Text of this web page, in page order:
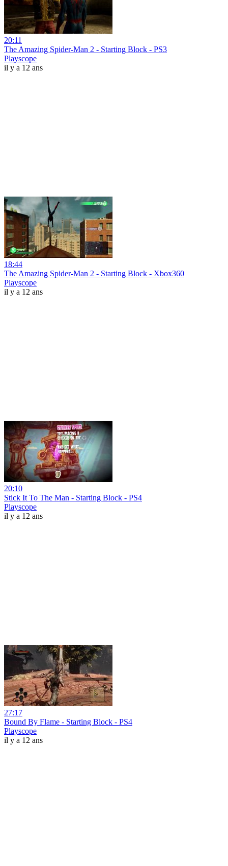
20:11
The Amazing Spider-Man 2 - Starting Block - PS3
Playscope
il y a 12 ans
18:44
The Amazing Spider-Man 2 - Starting Block - Xbox360
Playscope
il y a 12 ans
20:10
Stick It To The Man - Starting Block - PS4
Playscope
il y a 12 ans
27:17
Bound By Flame - Starting Block - PS4
Playscope
il y a 12 ans